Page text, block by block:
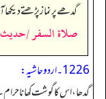
گدھے پر نماز پڑھتے
صلاة السفر /حدیث:
1226۔ اردو حاشیہ:
گدھا، اس کا گوشت کھانا